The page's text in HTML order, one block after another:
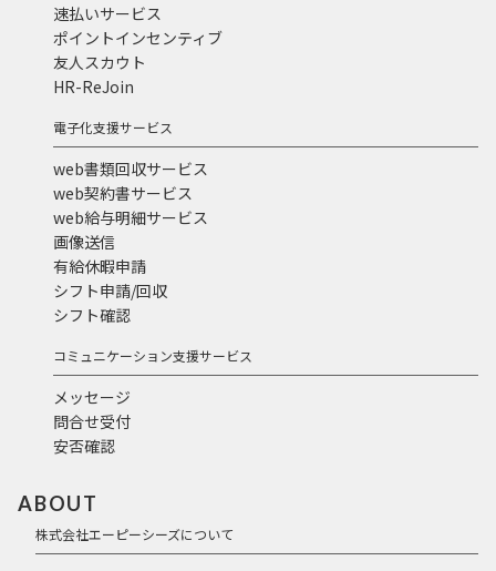
速払いサービス
ポイントインセンティブ
友人スカウト
HR-ReJoin
電子化支援サービス
web書類回収サービス
web契約書サービス
web給与明細サービス
画像送信
有給休暇申請
シフト申請/回収
シフト確認
コミュニケーション支援サービス
メッセージ
問合せ受付
安否確認
ABOUT
株式会社エーピーシーズについて